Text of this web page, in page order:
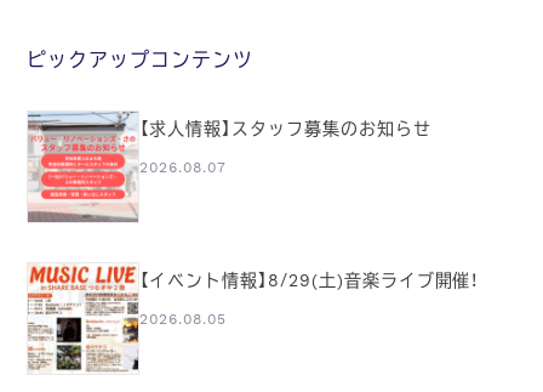
ピックアップコンテンツ
【求人情報】スタッフ募集のお知らせ
2026.08.07
【イベント情報】8/29(土)音楽ライブ開催！
2026.08.05